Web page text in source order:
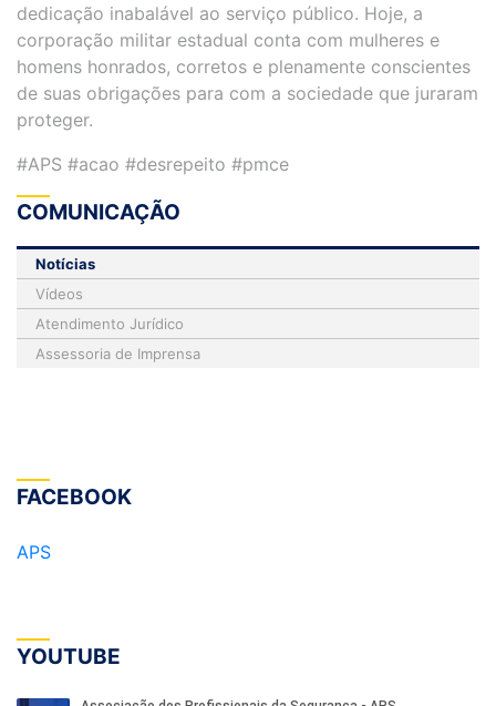
dedicação inabalável ao serviço público. Hoje, a
corporação militar estadual conta com mulheres e
homens honrados, corretos e plenamente conscientes
de suas obrigações para com a sociedade que juraram
proteger.
#APS #acao #desrepeito #pmce
COMUNICAÇÃO
Notícias
Vídeos
Atendimento Jurídico
Assessoria de Imprensa
FACEBOOK
APS
YOUTUBE